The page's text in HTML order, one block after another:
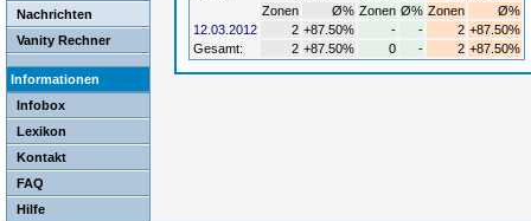
Nachrichten
Vanity Rechner
Informationen
Infobox
Lexikon
Kontakt
FAQ
Hilfe
Zonen
Ø% Zonen Ø% Zonen
Ø%
12.03.2012
2 +87.50% - - 2 +87.50%
Gesamt:
2 +87.50% 0 - 2 +87.50%